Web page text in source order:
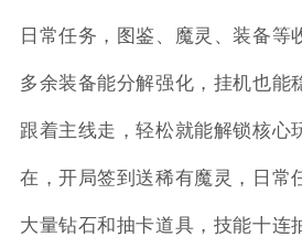
日常任务，图鉴、魔灵、装备等
多余装备能分解强化，挂机也能
跟着主线走，轻松就能解锁核心
在，开局签到送稀有魔灵，日常
大量钻石和抽卡道具，技能十连